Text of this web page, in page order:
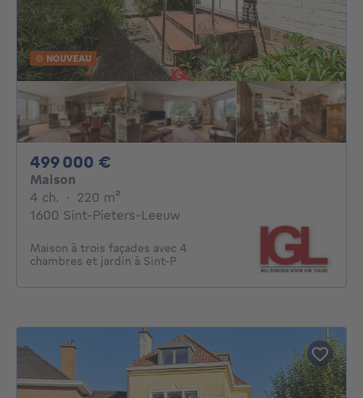
NOUVEAU
499 000 €
Maison
4 ch. 4 chambres
· 220 m²
1600 Sint-Pieters-Leeuw
Maison à trois façades avec 4
chambres et jardin à Sint-P